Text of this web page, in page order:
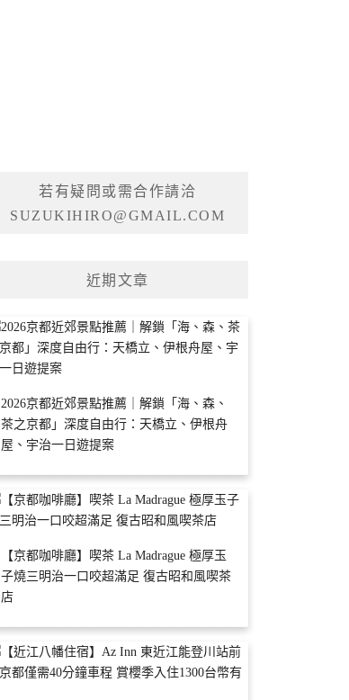
若有疑問或需合作請洽
SUZUKIHIRO@GMAIL.COM
近期文章
2026京都近郊景點推薦｜解鎖「海、森、
茶之京都」深度自由行：天橋立、伊根舟
屋、宇治一日遊提案
【京都咖啡廳】喫茶 La Madrague 極厚玉
子燒三明治一口咬超滿足 復古昭和風喫茶
店